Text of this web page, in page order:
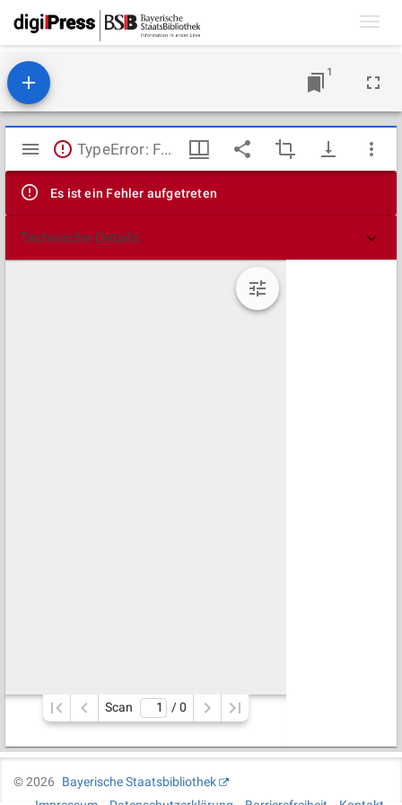
1
Mirador
Viewer
TypeError: Failed to fetch
Es ist ein Fehler aufgetreten
Technische Details
Scan / 0
©2026
Bayerische Staatsbibliothek